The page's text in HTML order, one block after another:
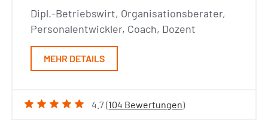
Dipl.-Betriebswirt, Organisationsberater,
Personalentwickler, Coach, Dozent
MEHR DETAILS
4.7 (104 Bewertungen)